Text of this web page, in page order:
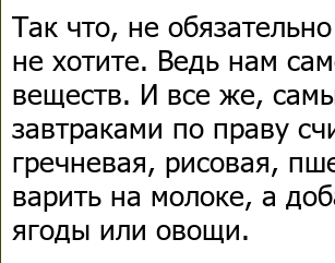
Так что, не
не хотите. Ведь нам
веществ. И все же,
завтраками по праву
гречневая, рисовая,
варить на молоке, а
ягоды или овощи.